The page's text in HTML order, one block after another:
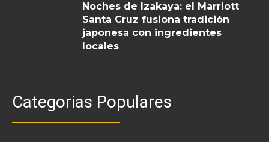
Noches de Izakaya: el Marriott
Santa Cruz fusiona tradición
japonesa con ingredientes
locales
Categorias Populares